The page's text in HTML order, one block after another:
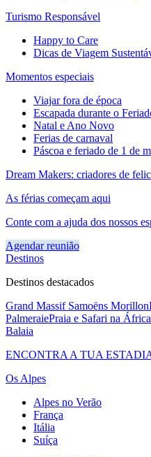
Turismo Responsável
Happy to Care
Dicas de Viagem
Momentos especiais
Viajar fora de época
Escapada durante o
Natal e Ano Novo
Ferias de carnaval
Páscoa e feriado de 1 de
Dream Makers: criadores de
As férias começam aqui
Conte com a ajuda dos nossos
Agendar reunião
Destinos
Destinos destacados
Grand Massif Samoëns Morillon
PalmeraiePraia e Safari na
Balaia
ENCONTRA A TUA
Os Alpes
Alpes no Verão
França
Itália
Suíça